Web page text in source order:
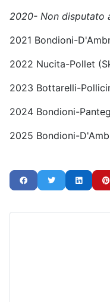
2020- Non disputato
2021 Bondioni-
2022 Nucita-Pollet
2023 Bottarelli-
2024 Bondioni-
2025 Bondioni-